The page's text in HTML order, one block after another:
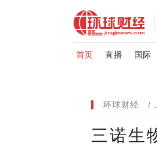
首页 直播 国际
环球财经
三诺生